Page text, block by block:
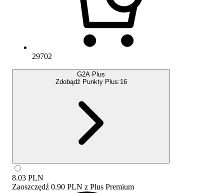
29702
G2A Plus
Zdobądź Punkty Plus:16
8.03 PLN
Zaoszczędź 0.90 PLN z Plus Premium